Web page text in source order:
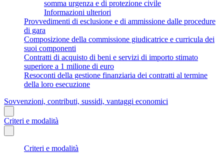
somma urgenza e di protezione civile
Informazioni ulteriori
Provvedimenti di esclusione e di ammissione dalle procedure
di gara
Composizione della commissione giudicatrice e curricula dei
suoi componenti
Contratti di acquisto di beni e servizi di importo stimato
superiore a 1 milione di euro
Resoconti della gestione finanziaria dei contratti al termine
della loro esecuzione
Sovvenzioni, contributi, sussidi, vantaggi economici
Criteri e modalità
Criteri e modalità